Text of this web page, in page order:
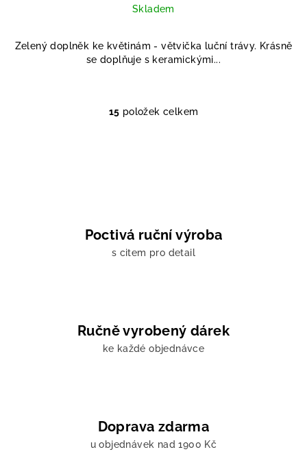
Skladem
Zelený doplněk ke květinám - větvička luční trávy. Krásně
se doplňuje s keramickými...
O
í
p
r
v
ý
p
15 položek celkem
Poctivá ruční výroba
s citem pro detail
Ručně vyrobený dárek
ke každé objednávce
Doprava zdarma
u objednávek nad 1900 Kč